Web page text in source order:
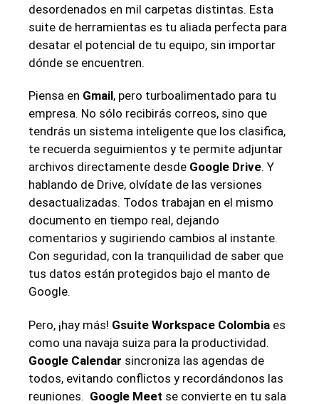
desordenados en mil​ carpetas distintas. Esta
suite de herramientas es⁢ tu aliada perfecta para
desatar el potencial de tu equipo, sin importar​
dónde se encuentren.
Piensa⁣ en Gmail, pero turboalimentado ‍para tu
empresa. No sólo recibirás correos, sino que⁤
tendrás un sistema inteligente que los clasifica,
te recuerda seguimientos y te permite​ adjuntar
archivos directamente‍ desde Google ‌Drive. Y
hablando de Drive, olvídate‌ de las ‍versiones
desactualizadas. ⁣Todos trabajan en el mismo
documento ‌en tiempo real, dejando
comentarios y sugiriendo cambios al instante.
Con seguridad, con la tranquilidad de saber que
‌tus datos están‌ protegidos ⁤bajo el manto de‍
Google.
Pero, ¡hay más! Gsuite Workspace Colombia es
como una navaja suiza para​ la productividad.
Google Calendar sincroniza las agendas de
todos, evitando conflictos y recordándonos ​las
reuniones. ⁤ Google Meet ⁤se convierte ‍en‌ tu ⁤sala